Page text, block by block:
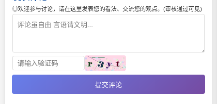
◎欢迎参与讨论，请在这里发表您的看法、交流您的观点。(审核通过可见)
提交评论